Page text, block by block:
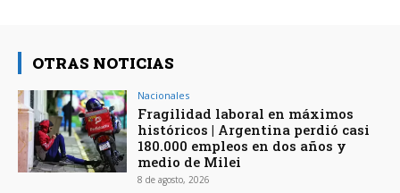
OTRAS NOTICIAS
Nacionales
Fragilidad laboral en máximos
históricos | Argentina perdió casi
180.000 empleos en dos años y
medio de Milei
8 de agosto, 2026